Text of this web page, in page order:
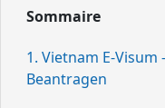
Sommaire
1. Vietnam E-
Beantragen